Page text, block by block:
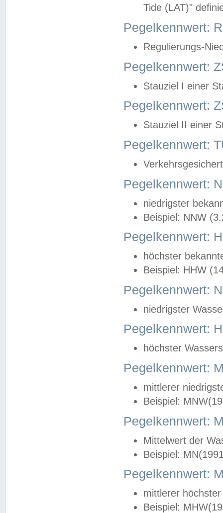
Tide (LAT)"
Pegelkennwert:
Regulierungs-
Pegelkennwert:
Stauziel I einer
Pegelkennwert:
Stauziel II einer
Pegelkennwert:
Pegelkennwert:
niedrigster
Beispiel: NNW
Pegelkennwert:
höchster
Beispiel: HHW
Pegelkennwert:
niedrigster
Pegelkennwert:
höchster
Pegelkennwert:
mittlerer
Beispiel:
Pegelkennwert:
Mittelwert der
Beispiel:
Pegelkennwert:
mittlerer
Beispiel: